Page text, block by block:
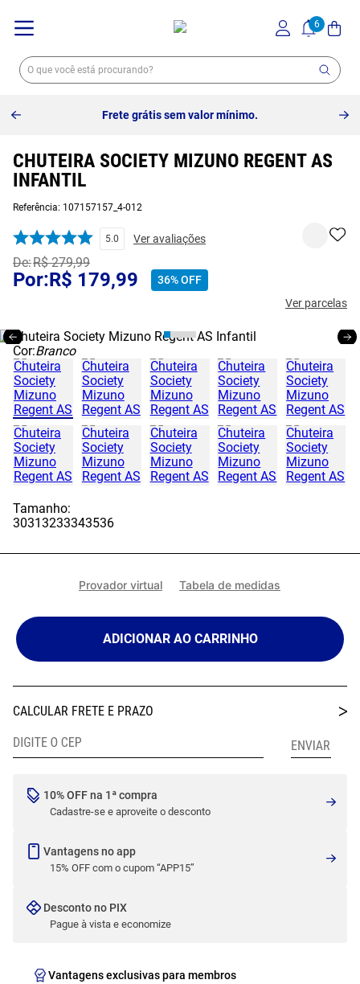
Frete grátis sem valor mínimo.
CHUTEIRA SOCIETY MIZUNO REGENT AS
INFANTIL
Referência: 107157157_4-012
5.0 Ver avaliações
R$ 279,99
R$ 179,99 36%OFF
Ver parcelas
Cor:Branco
Tamanho:
30313233343536
Provador virtual Tabela de medidas
ADICIONAR AO CARRINHO
10% OFF na 1ª compra
Cadastre-se e aproveite o desconto
Vantagens no app
15% OFF com o cupom “APP15”
Desconto no PIX
Pague à vista e economize
Vantagens exclusivas para membros